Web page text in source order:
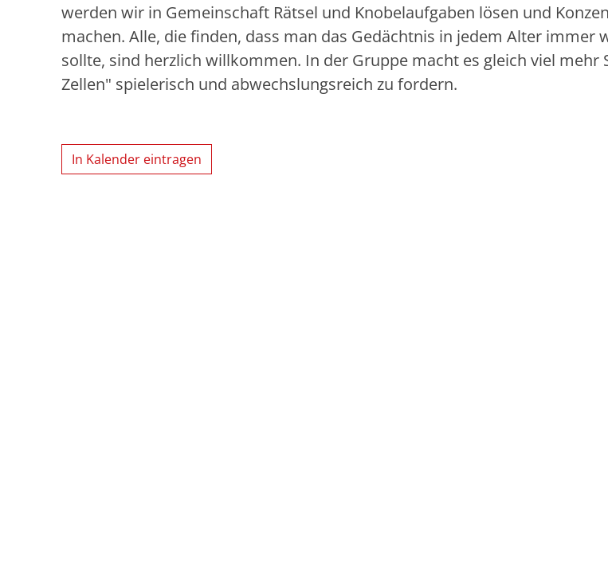
werden wir in Gemeinschaft Rätsel und Knobelaufgaben lösen und
machen. Alle, die finden, dass man das Gedächtnis in jedem Alter immer
sollte, sind herzlich willkommen. In der Gruppe macht es gleich viel mehr
Zellen" spielerisch und abwechslungsreich zu fordern.
In Kalender eintragen